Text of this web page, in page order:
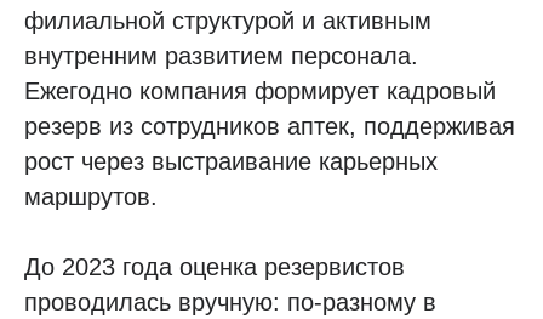
филиальной структурой и активным
внутренним развитием персонала.
Ежегодно компания формирует кадровый
резерв из сотрудников аптек, поддерживая
рост через выстраивание карьерных
маршрутов.
До 2023 года оценка резервистов
проводилась вручную: по-разному в